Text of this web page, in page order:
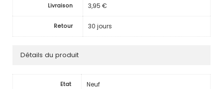
Livraison 3,95 €
Retour 30 jours
Détails du produit
Etat Neuf